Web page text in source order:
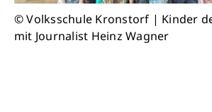
© Volksschule Kronstorf | Kinder
mit Journalist Heinz Wagner